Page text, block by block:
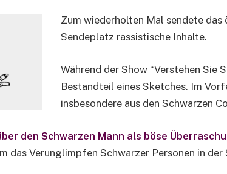
Zum wiederholten Mal sendete
Sendeplatz rassistische Inhalte.
Während der Show “Verstehen Sie
Bestandteil eines Sketches. Im
insbesondere aus den Schwarzen
den Schwarzen Mann als böse
das Verunglimpfen Schwarzer Personen in